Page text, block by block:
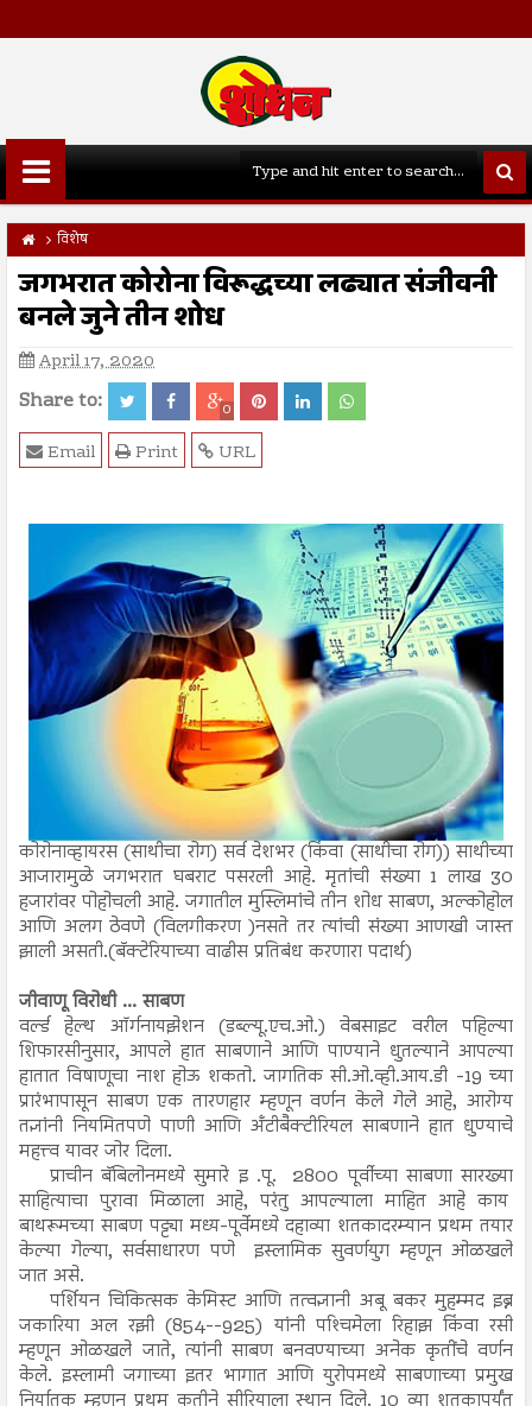
विशेष
जगभरात कोरोना विरूद्धच्या लढ्यात संजीवनी
बनले जुने तीन शोध
April 17, 2020
Share to: 0
URL
Print
Email
कोरोनाव्हायरस (साथीचा रोग) सर्व देशभर (किंवा (साथीचा रोग)) साथीच्या
आजारामुळे जगभरात घबराट पसरली आहे. मृतांची संख्या 1 लाख 30
हजारांवर पोहोचली आहे. जगातील मुस्लिमांचे तीन शोध साबण, अल्कोहोल
आणि अलग ठेवणे (विलगीकरण )नसते तर त्यांची संख्या आणखी जास्त
झाली असती.(बॅक्टेरियाच्या वाढीस प्रतिबंध करणारा पदार्थ)
जीवाणू विरोधी ... साबण
वर्ल्ड हेल्थ ऑर्गनायझेशन (डब्ल्यू.एच.ओ.) वेबसाइट वरील पहिल्या
शिफारसीनुसार, आपले हात साबणाने आणि पाण्याने धुतल्याने आपल्या
हातात विषाणूचा नाश होऊ शकतो. जागतिक सी.ओ.व्ही.आय.डी -19 च्या
प्रारंभापासून साबण एक तारणहार म्हणून वर्णन केले गेले आहे, आरोग्य
तज्ञांनी नियमितपणे पाणी आणि अँटीबैक्टीरियल साबणाने हात धुण्याचे
महत्त्व यावर जोर दिला.
प्राचीन बॅबिलोनमध्ये सुमारे इ .पू. 2800 पूर्वीच्या साबणा सारख्या
साहित्याचा पुरावा मिळाला आहे, परंतु आपल्याला माहित आहे काय
बाथरूमच्या साबण पट्ट्या मध्य-पूर्वेमध्ये दहाव्या शतकादरम्यान प्रथम तयार
केल्या गेल्या, सर्वसाधारण पणे इस्लामिक सुवर्णयुग म्हणून ओळखले
जात असे.
पर्शियन चिकित्सक केमिस्ट आणि तत्वज्ञानी अबू बकर मुहम्मद इब्न
जकारिया अल रझी (854--925) यांनी पश्‍चिमेला रिहाझ किंवा रसी
म्हणून ओळखले जाते, त्यांनी साबण बनवण्याच्या अनेक कृतींचे वर्णन
केले. इस्लामी जगाच्या इतर भागात आणि युरोपमध्ये साबणाच्या प्रमुख